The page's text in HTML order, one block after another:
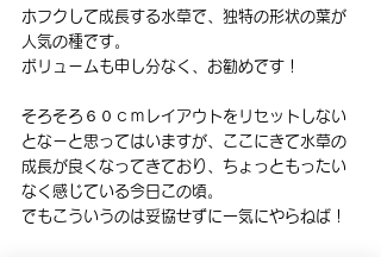
ホフクして成長する水草で、独特の形状の葉が
人気の種です。
ボリュームも申し分なく、お勧めです！
そろそろ６０ｃｍレイアウトをリセットしない
となーと思ってはいますが、ここにきて水草の
成長が良くなってきており、ちょっともったい
なく感じている今日この頃。
でもこういうのは妥協せずに一気にやらねば！